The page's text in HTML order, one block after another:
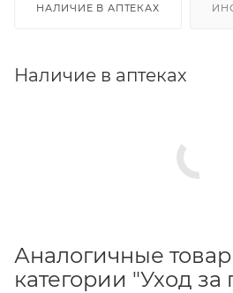
НАЛИЧИЕ В АПТЕКАХ
Наличие в аптеках
Аналогичные
категории "Уход за